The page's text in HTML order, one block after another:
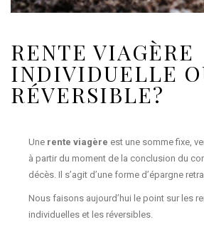
RENTE VIAGÈRE
INDIVIDUELLE
RÉVERSIBLE?
Une rente viagère est une somme fixe,
à partir du moment de la conclusion du
décès. Il s’agit d’une forme d’épargne
Nous faisons aujourd’hui le point sur les
individuelles et les réversibles.